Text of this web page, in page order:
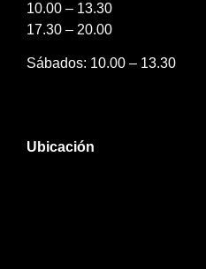
10.00 – 13.30
17.30 – 20.00
Sábados: 10.00 – 13.30
Ubicación